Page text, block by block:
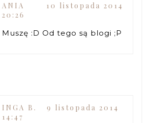
ANIA
10 listopada 2014
20:26
Muszę :D Od tego są blogi ;P
INGA B.
9 listopada 2014
14:47